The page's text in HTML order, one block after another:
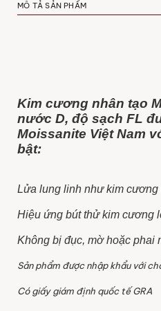
MÔ TẢ SẢN PHẨM
Kim cương nhân tạo
nước D, độ sạch FL
Moissanite Việt Nam
bật:
Lửa lung linh như kim cương
Hiệu ứng bút thử kim cương
Không bị đục, mờ hoặc phai
Sản phẩm được nhập khẩu với
Có giấy giám định quốc tế GRA